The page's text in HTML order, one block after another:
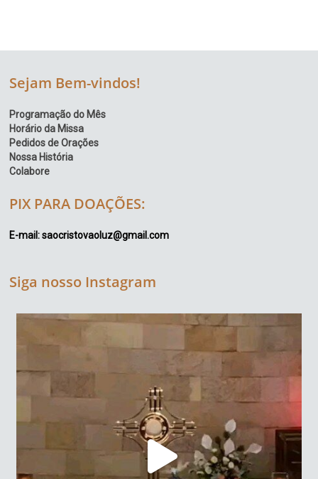
Sejam Bem-vindos!
Programação do Mês
Horário da Missa
Pedidos de Orações
Nossa História
Colabore
PIX PARA DOAÇÕES:
E-mail: saocristovaoluz@gmail.com
Siga nosso Instagram